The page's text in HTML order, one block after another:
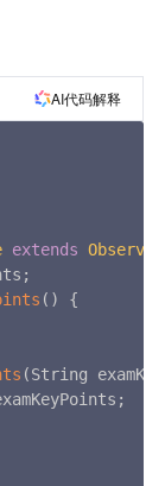
AI代码解释
extends
;
( )
{
(String
;